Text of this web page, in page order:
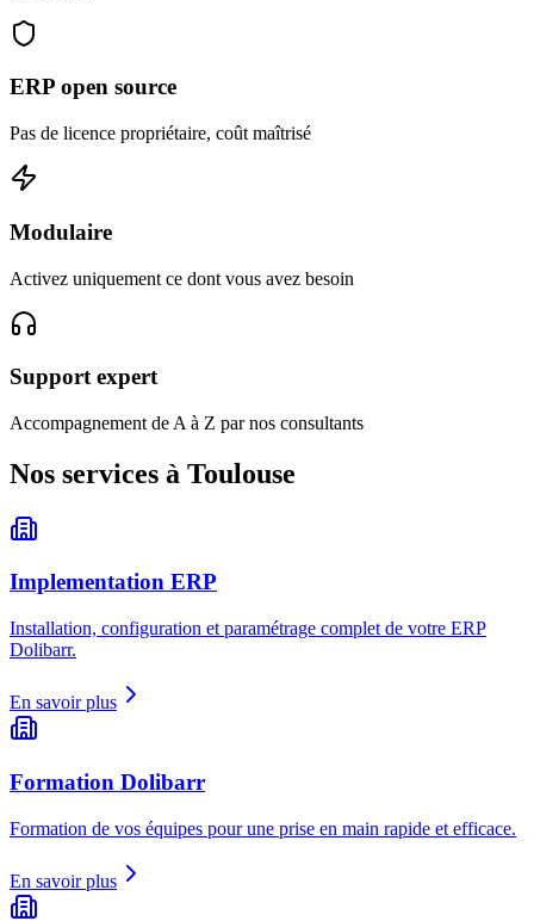
ERP open source
Pas de licence propriétaire, coût maîtrisé
Modulaire
Activez uniquement ce dont vous avez besoin
Support expert
Accompagnement de A à Z par nos consultants
Nos services à Toulouse
Implementation ERP
Installation, configuration et paramétrage complet de votre ERP
Dolibarr.
En savoir plus
Formation Dolibarr
Formation de vos équipes pour une prise en main rapide et efficace.
En savoir plus